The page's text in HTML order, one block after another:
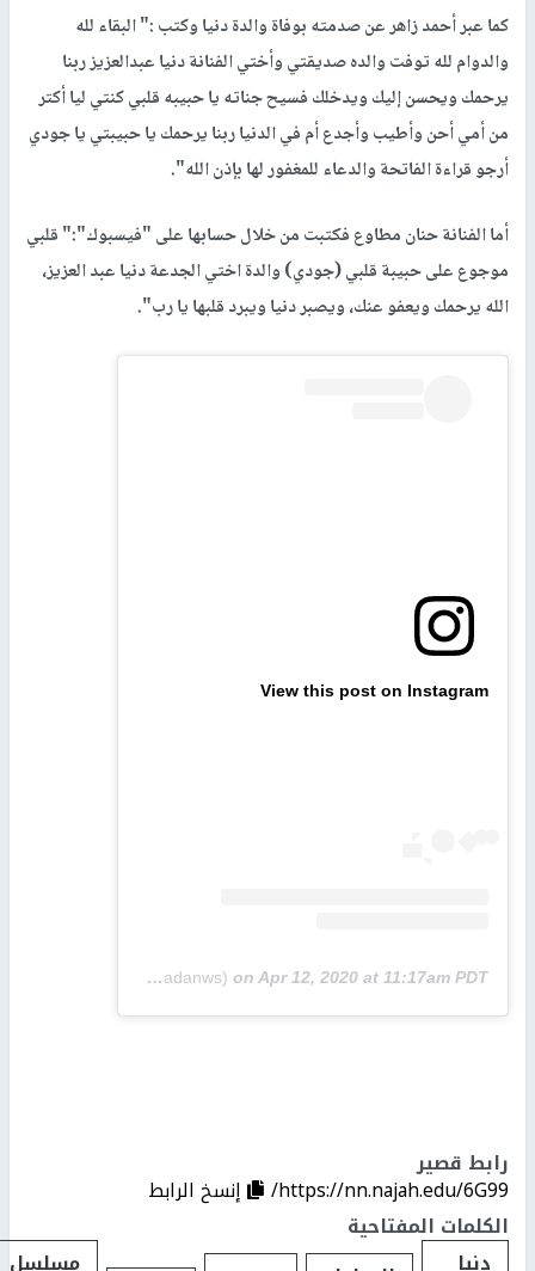
كما عبر أحمد زاهر عن صدمته بوفاة والدة دنيا وكتب :" البقاء لله
والدوام لله توفت والده صديقتي وأختي الفنانة دنيا عبدالعزيز ربنا
يرحمك ويحسن إليك ويدخلك فسيح جناته يا حبيبه قلبي كنتي ليا أكتر
من أمي أحن وأطيب وأجدع أم في الدنيا ربنا يرحمك يا حبيبتي يا جودي
أرجو قراءة الفاتحة والدعاء للمغفور لها بإذن الله".
أما الفنانة حنان مطاوع فكتبت من خلال حسابها على "فيسبوك":" قلبي
موجوع على حبيبة قلبي (جودي) والدة اختي الجدعة دنيا عبد العزيز،
الله يرحمك ويعفو عنك، ويصبر دنيا ويبرد قلبها يا رب".
View this post on Instagram
A post shared by Mohamed Ramadan 🌍🇪🇬 (@mohamedramadanws) on Apr 12, 2020 at 11:17am PDT
رابط قصير
https://nn.najah.edu/6G99/
إنسخ الرابط
الكلمات المفتاحية
دنيا
مسلسل